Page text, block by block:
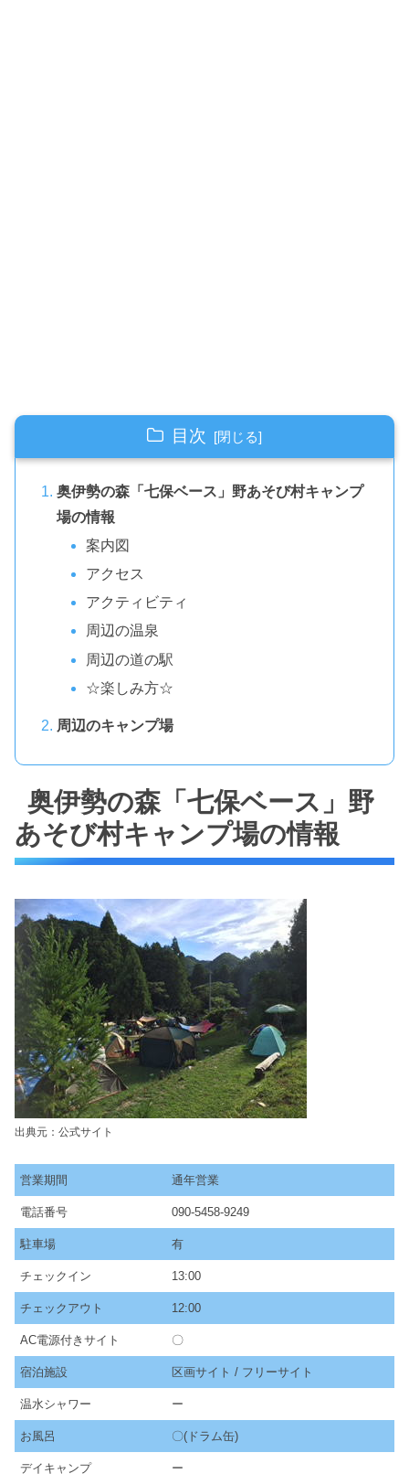
目次
奥伊勢の森「七保ベース」野あそび村キャンプ
場の情報
案内図
アクセス
アクティビティ
周辺の温泉
周辺の道の駅
☆楽しみ方☆
周辺のキャンプ場
奥伊勢の森「七保ベース」野
あそび村キャンプ場の情報
出典元：公式サイト
営業期間 通年営業
電話番号 090-5458-9249
駐車場 有
チェックイン 13:00
チェックアウト 12:00
AC電源付きサイト 〇
宿泊施設 区画サイト / フリーサイト
温水シャワー ー
お風呂 〇(ドラム缶)
デイキャンプ ー